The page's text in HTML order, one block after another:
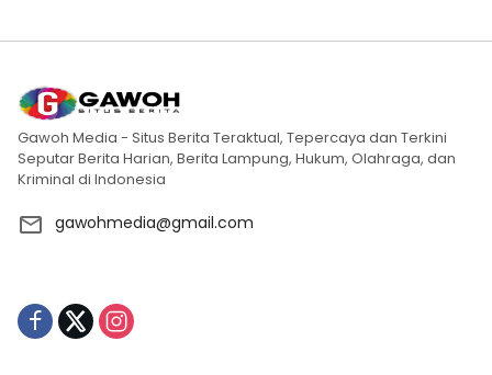
Gawoh Media - Situs Berita Teraktual, Tepercaya dan Terkini
Seputar Berita Harian, Berita Lampung, Hukum, Olahraga, dan
Kriminal di Indonesia
gawohmedia@gmail.com